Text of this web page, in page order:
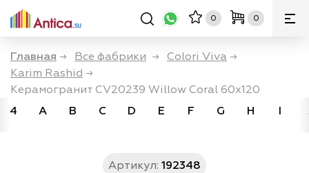
0 0
Главная → Все фабрики → Colori Viva →
Karim Rashid →
Керамогранит CV20239 Willow Coral 60х120
4
A B C D E F G H I
Артикул: 192348